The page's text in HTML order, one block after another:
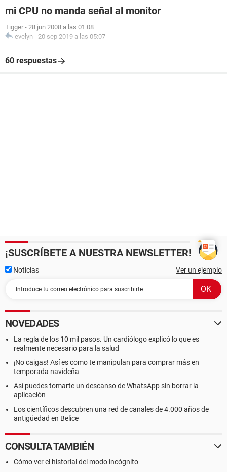
mi CPU no manda señal al monitor
Tigger - 28 jun 2008 a las 01:08
evelyn - 20 sep 2019 a las 05:07
60 respuestas
¡SUSCRÍBETE A NUESTRA NEWSLETTER!
Noticias Ver un ejemplo
NOVEDADES
La regla de los 10 mil pasos. Un cardiólogo explicó lo que es
realmente necesario para la salud
¡No caigas! Así es como te manipulan para comprar más en
temporada navideña
Así puedes tomarte un descanso de WhatsApp sin borrar la
aplicación
Los científicos descubren una red de canales de 4.000 años de
antigüedad en Belice
CONSULTA TAMBIÉN
Cómo ver el historial del modo incógnito